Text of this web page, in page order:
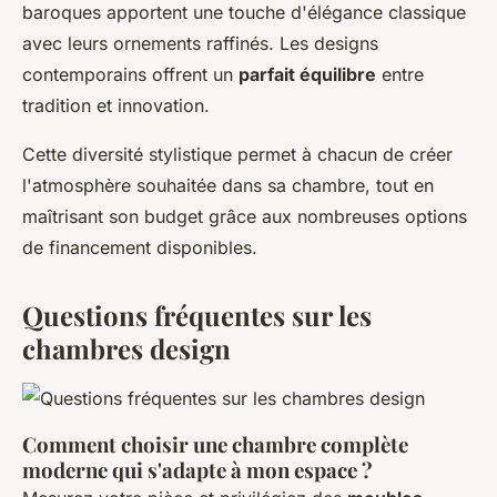
baroques apportent une touche d'élégance classique
avec leurs ornements raffinés. Les designs
contemporains offrent un parfait équilibre entre
tradition et innovation.
Cette diversité stylistique permet à chacun de créer
l'atmosphère souhaitée dans sa chambre, tout en
maîtrisant son budget grâce aux nombreuses options
de financement disponibles.
Questions fréquentes sur les
chambres design
Comment choisir une chambre complète
moderne qui s'adapte à mon espace ?